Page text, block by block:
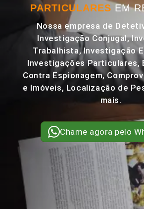
PARTICULARES EM
Nossa empresa de
Investigação Conjugal,
Trabalhista, Investigação
Investigações Particulares,
Contra Espionagem,
e Imóveis, Localização de
mais.
Chame agora pelo